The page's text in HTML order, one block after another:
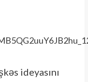
ideyasını